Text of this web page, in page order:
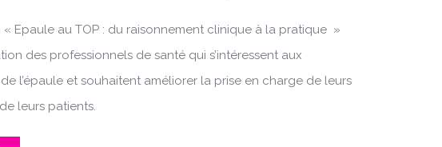
« Epaule au TOP : du raisonnement clinique à la pratique »
des professionnels de santé qui s’intéressent aux
l’épaule et souhaitent améliorer la prise en charge de leurs
leurs patients.